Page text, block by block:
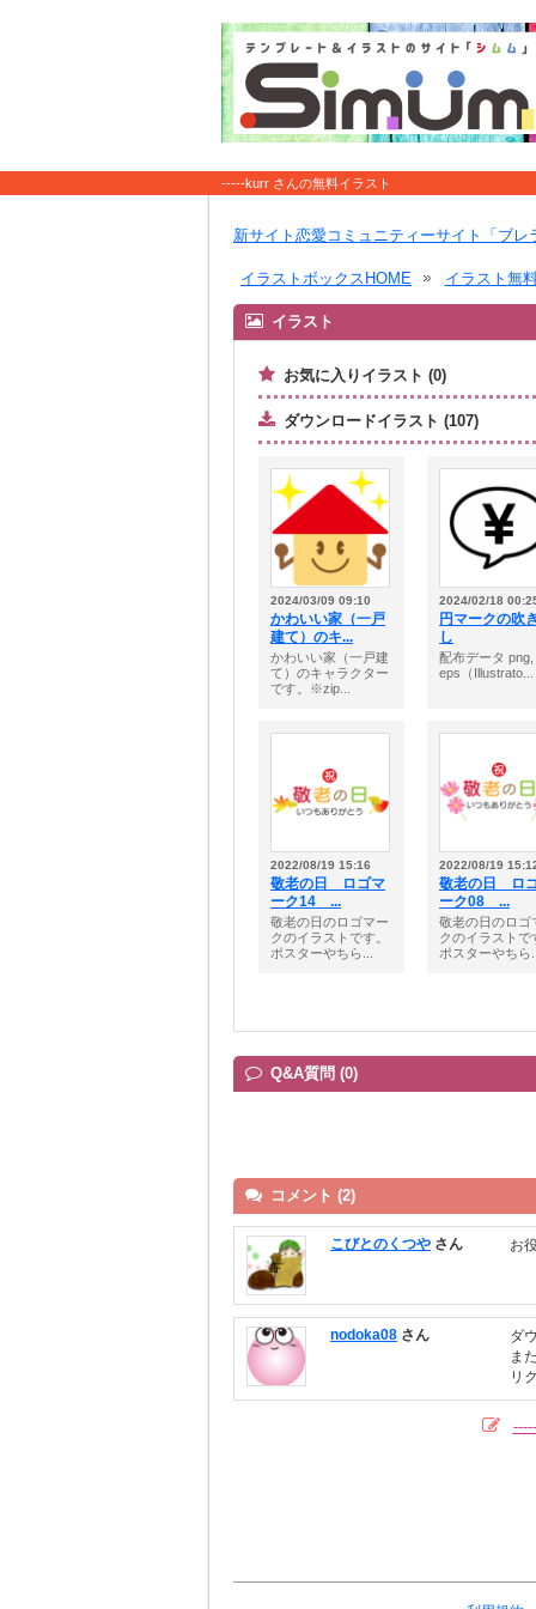
-----kurr さんの無料イラスト
新サイト恋愛コミュニティーサイト「ブレ
イラストボックスHOME イラスト無
イラスト
お気に入りイラスト (0)
ダウンロードイラスト (107)
2024/03/09 09:10
かわいい家（一戸
建て）のキ...
かわいい家（一戸建
て）のキャラクター
です。※zip...
2024/02/18
円マークの吹
し
配布データ png,
eps（Illustrato...
2022/08/19 15:16
敬老の日 ロゴマ
ーク14 ...
敬老の日のロゴマー
クのイラストです。
ポスターやちら...
2022/08/19
敬老の日 ロ
ーク08 ...
敬老の日のロゴ
クのイラストで
ポスターやちら
Q&A質問 (0)
コメント (2)
こびとのくつや さん お
nodoka08 さん
ダ
ま
リ